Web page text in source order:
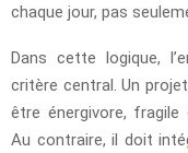
chaque jour, pas
Dans cette logique,
critère central. Un
être énergivore,
Au contraire, il doit